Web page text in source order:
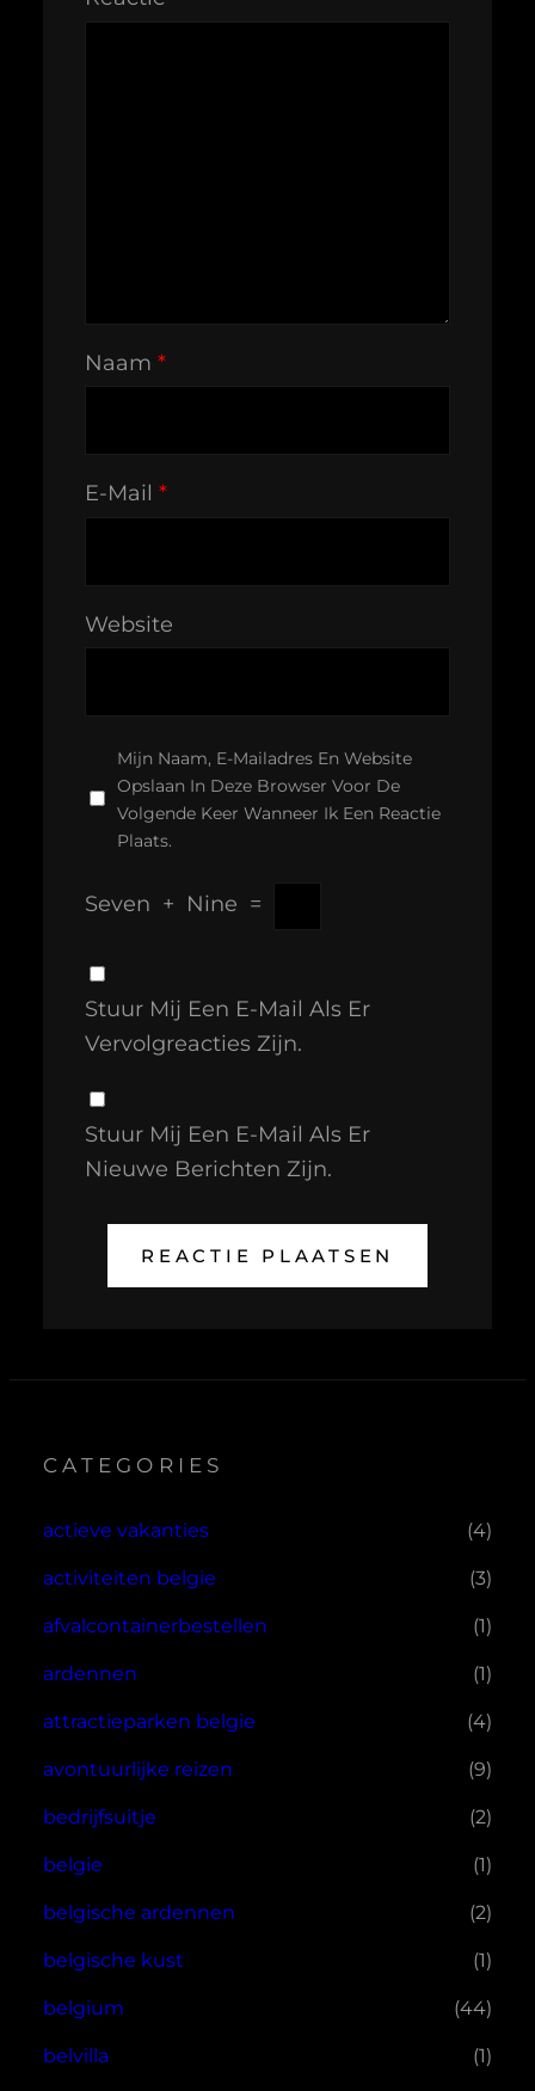
Naam *
E-Mail *
Website
Mijn Naam, E-Mailadres En Website
Opslaan In Deze Browser Voor De
Volgende Keer Wanneer Ik Een Reactie
Plaats.
Seven + Nine =
Stuur Mij Een E-Mail Als Er
Vervolgreacties Zijn.
Stuur Mij Een E-Mail Als Er
Nieuwe Berichten Zijn.
CATEGORIES
actieve vakanties (4)
activiteiten belgie (3)
afvalcontainerbestellen (1)
ardennen (1)
attractieparken belgie (4)
avontuurlijke reizen (9)
bedrijfsuitje (2)
belgie (1)
belgische ardennen (2)
belgische kust (1)
belgium (44)
belvilla (1)